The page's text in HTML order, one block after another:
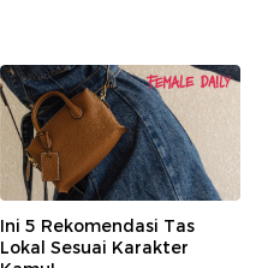
Ini 5 Rekomendasi Tas
Lokal Sesuai Karakter